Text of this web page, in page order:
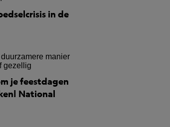
in de
je feestdagen
National